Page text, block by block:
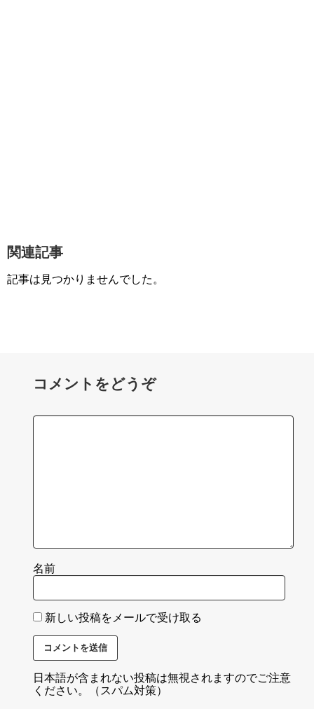
関連記事
記事は見つかりませんでした。
コメントをどうぞ
名前
新しい投稿をメールで受け取る
日本語が含まれない投稿は無視されますのでご注意
ください。（スパム対策）